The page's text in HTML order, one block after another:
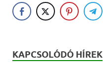
KAPCSOLÓDÓ HÍREK